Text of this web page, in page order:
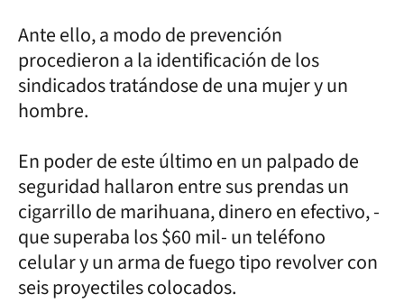
Ante ello, a modo de prevención
procedieron a la identificación de los
sindicados tratándose de una mujer y un
hombre.
En poder de este último en un palpado de
seguridad hallaron entre sus prendas un
cigarrillo de marihuana, dinero en efectivo, -
que superaba los $60 mil- un teléfono
celular y un arma de fuego tipo revolver con
seis proyectiles colocados.